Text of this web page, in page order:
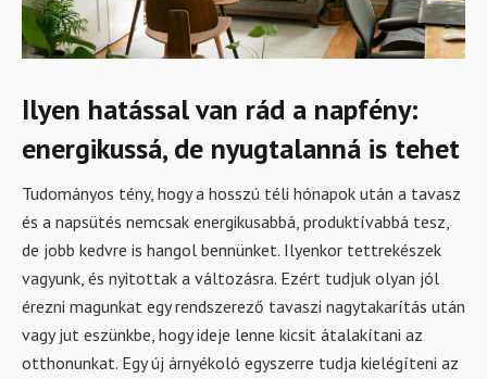
Ilyen hatással van rád a napfény:
energikussá, de nyugtalanná is tehet
Tudományos tény, hogy a hosszú téli hónapok után a tavasz
és a napsütés nemcsak energikusabbá, produktívabbá tesz,
de jobb kedvre is hangol bennünket. Ilyenkor tettrekészek
vagyunk, és nyitottak a változásra. Ezért tudjuk olyan jól
érezni magunkat egy rendszerező tavaszi nagytakarítás után
vagy jut eszünkbe, hogy ideje lenne kicsit átalakítani az
otthonunkat. Egy új árnyékoló egyszerre tudja kielégíteni az